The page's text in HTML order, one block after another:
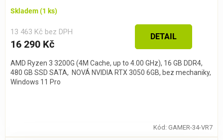
Skladem(1 ks)
13 463 Kč bez DPH
16 290 Kč
DETAIL
AMD Ryzen 3 3200G (4M Cache, up to 4.00 GHz), 16 GB DDR4,
480 GB SSD SATA, NOVÁ NVIDIA RTX 3050 6GB, bez mechaniky,
Windows 11 Pro
Kód: GAMER-34-VR7